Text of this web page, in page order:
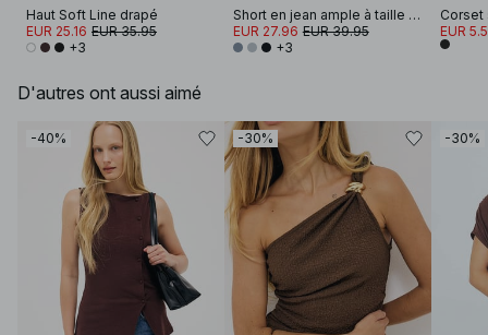
Haut Soft Line drapé
EUR 25.16 EUR 35.95
+3
Short en jean ample à taille mi-haute
EUR 27.96 EUR 39.95
+3
EUR
D'autres ont aussi aimé
-40% -30% -30%